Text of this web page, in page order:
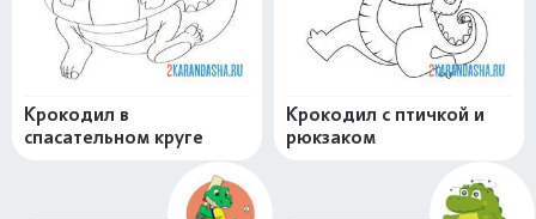
Крокодил в
спасательном круге
Крокодил с птичкой и
рюкзаком